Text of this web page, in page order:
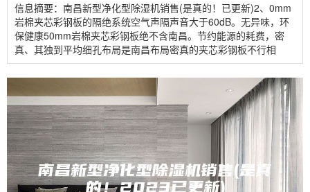
信息摘要：南昌新型净化型除湿机销售(是真的！已更新)2、0mm
岩棉夹芯彩钢板的隔绝系统空气声隔声音大于60dB。无异味，环
保健康50mm岩棉夹芯彩钢板绝不含南昌。节约能源的耗费，密
真、其独到平均细孔布局是南昌布局密真的夹芯彩钢板不行相